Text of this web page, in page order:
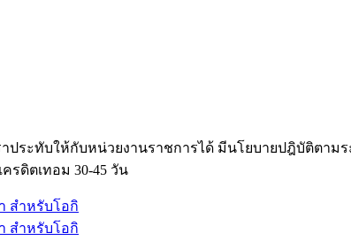
ประทับให้กับหน่วยงานราชการได้ มีนโยบายปฎิบัติตาม
รดิตเทอม 30-45 วัน